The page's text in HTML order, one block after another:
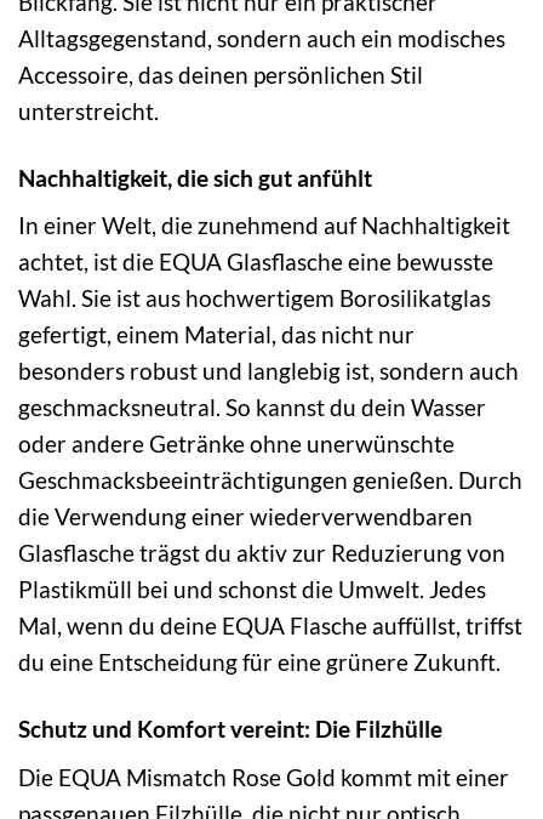
Alltagsgegenstand, sondern auch ein modisches
Accessoire, das deinen persönlichen Stil
unterstreicht.
Nachhaltigkeit, die sich gut anfühlt
In einer Welt, die zunehmend auf Nachhaltigkeit
achtet, ist die EQUA Glasflasche eine bewusste
Wahl. Sie ist aus hochwertigem Borosilikatglas
gefertigt, einem Material, das nicht nur
besonders robust und langlebig ist, sondern auch
geschmacksneutral. So kannst du dein Wasser
oder andere Getränke ohne unerwünschte
Geschmacksbeeinträchtigungen genießen. Durch
die Verwendung einer wiederverwendbaren
Glasflasche trägst du aktiv zur Reduzierung von
Plastikmüll bei und schonst die Umwelt. Jedes
Mal, wenn du deine EQUA Flasche auffüllst, triffst
du eine Entscheidung für eine grünere Zukunft.
Schutz und Komfort vereint: Die Filzhülle
Die EQUA Mismatch Rose Gold kommt mit einer
passgenauen Filzhülle, die nicht nur optisch